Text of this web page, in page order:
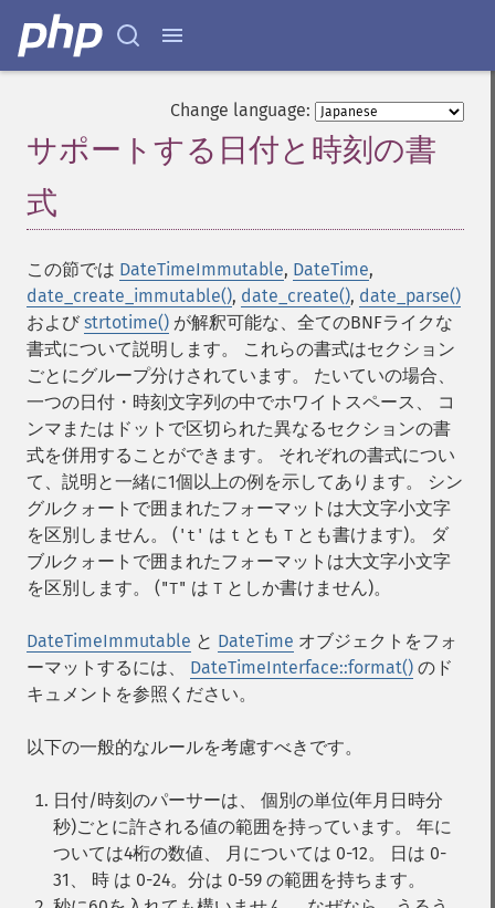
Change language:
サポートする日付と時刻の書
式
この節では DateTimeImmutable, DateTime,
date_create_immutable(), date_create(), date_parse()
および strtotime() が解釈可能な、全てのBNFライクな
書式について説明します。 これらの書式はセクション
ごとにグループ分けされています。 たいていの場合、
一つの日付・時刻文字列の中でホワイトスペース、 コ
ンマまたはドットで区切られた異なるセクションの書
式を併用することができます。 それぞれの書式につい
て、説明と一緒に1個以上の例を示してあります。 シン
グルクォートで囲まれたフォーマットは大文字小文字
を区別しません。 ('t' は t とも T とも書けます)。 ダ
ブルクォートで囲まれたフォーマットは大文字小文字
を区別します。 ("T" は T としか書けません)。
DateTimeImmutable と DateTime オブジェクトをフォ
ーマットするには、 DateTimeInterface::format() のド
キュメントを参照ください。
以下の一般的なルールを考慮すべきです。
日付/時刻のパーサーは、 個別の単位(年月日時分
秒)ごとに許される値の範囲を持っています。 年に
ついては4桁の数値、 月については 0-12。 日は 0-
31、 時 は 0-24。分は 0-59 の範囲を持ちます。